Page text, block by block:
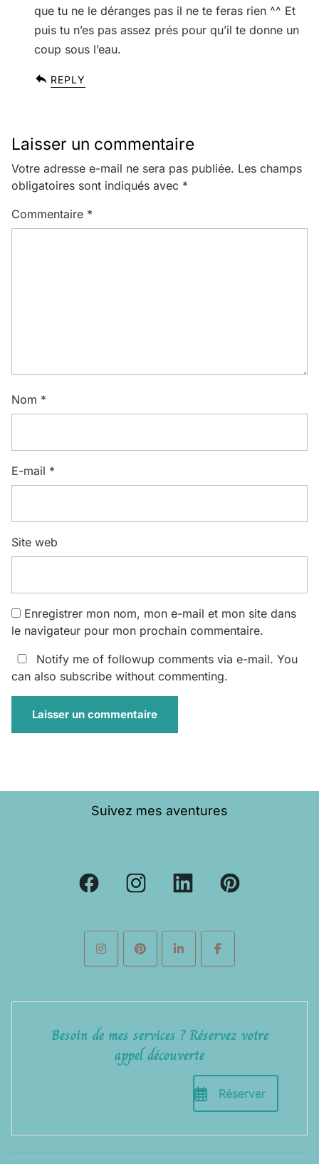
que tu ne le déranges pas il ne te feras rien ^^ Et
puis tu n’es pas assez prés pour qu’il te donne un
coup sous l’eau.
REPLY
Laisser un commentaire
Votre adresse e-mail ne sera pas publiée. Les champs
obligatoires sont indiqués avec *
Commentaire *
Nom *
E-mail *
Site web
Enregistrer mon nom, mon e-mail et mon site dans
le navigateur pour mon prochain commentaire.
Notify me of followup comments via e-mail. You
can also subscribe without commenting.
Suivez mes aventures
Besoin de mes services ? Réservez votre
appel découverte
Réserver